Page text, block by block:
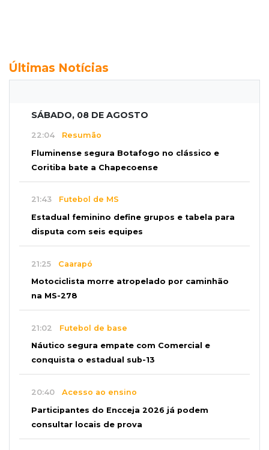
Últimas Notícias
SÁBADO, 08 DE AGOSTO
22:04 Resumão
Fluminense segura Botafogo no clássico e
Coritiba bate a Chapecoense
21:43 Futebol de MS
Estadual feminino define grupos e tabela para
disputa com seis equipes
21:25 Caarapó
Motociclista morre atropelado por caminhão
na MS-278
21:02 Futebol de base
Náutico segura empate com Comercial e
conquista o estadual sub-13
20:40 Acesso ao ensino
Participantes do Encceja 2026 já podem
consultar locais de prova